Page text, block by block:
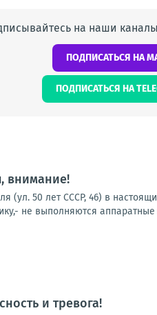
на наши
ПОДПИСАТЬСЯ НА
ПОДПИСАТЬСЯ НА
внимание!
(ул. 50 лет СССР, 46) в
не выполняются
и тревога!